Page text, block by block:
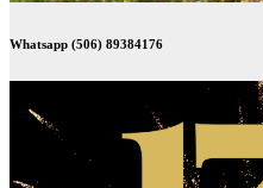
Whatsapp (506) 89384176